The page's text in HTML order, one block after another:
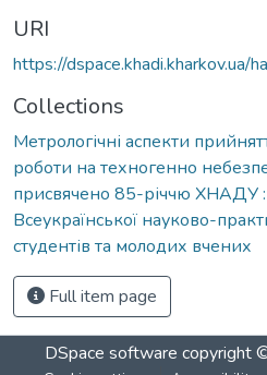
URI
https://
Collections
Метрологічні аспекти
роботи на техногенно
присвячено 85-річчю ХНАДУ :
Всеукраїнської науково-
студентів та молодих вчених
Full item page
DSpace software copyright